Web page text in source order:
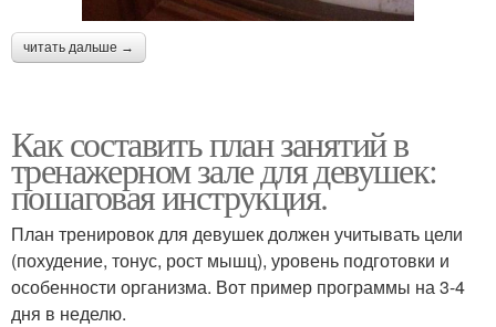
читать дальше →
Как составить план занятий в
тренажерном зале для девушек:
пошаговая инструкция.
План тренировок для девушек должен учитывать цели
(похудение, тонус, рост мышц), уровень подготовки и
особенности организма. Вот пример программы на 3-4
дня в неделю.